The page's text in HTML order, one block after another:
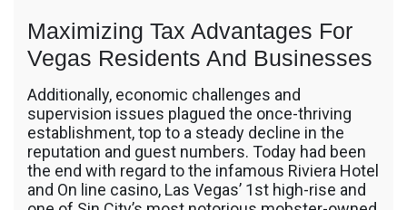
Maximizing Tax Advantages For
Vegas Residents And Businesses
Additionally, economic challenges and
supervision issues plagued the once-thriving
establishment, top to a steady decline in the
reputation and guest numbers. Today had been
the end with regard to the infamous Riviera Hotel
and On line casino, Las Vegas’ 1st high-rise and